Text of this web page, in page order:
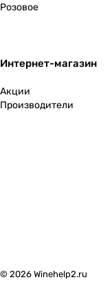
Розовое
Интернет-магазин
Акции
Производители
© 2026 Winehelp2.ru